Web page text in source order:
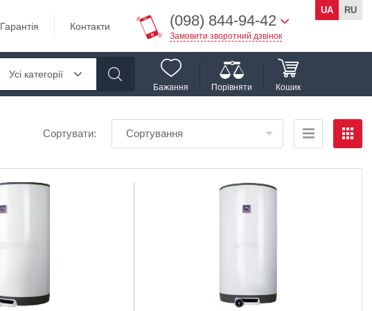
Гарантія Контакти (098) 844-94-42
Замовити зворотний дзвінок
UA RU
Усі категорії
Бажання Порівняти Кошик
Сортувати: Сортування